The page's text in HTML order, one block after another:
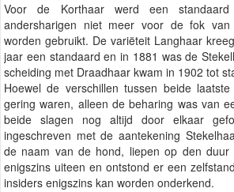
Voor de Korthaar werd een standaard
andersharigen niet meer voor de fok
worden gebruikt. De variëteit Langhaar
jaar een standaard en in 1881 was de
scheiding met Draadhaar kwam in 1902 tot
Hoewel de verschillen tussen beide
gering waren, alleen de beharing was van
beide slagen nog altijd door elkaar
ingeschreven met de aantekening
de naam van de hond, liepen op den duur
enigszins uiteen en ontstond er een
insiders enigszins kan worden onderkend.